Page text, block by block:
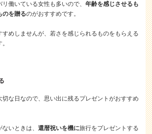
リ働いている女性も多いので、年齢を感じさせるも
のを贈るのがおすすめです。
すめしませんが、若さを感じられるものをもらえる
切な日なので、思い出に残るプレゼントがおすすめ
ないときは、還暦祝いを機に旅行をプレゼントする